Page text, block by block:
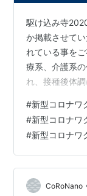
駆け込み寺
か掲載させて
れている事を
療系、介護系
れ、接種後体
さんの悲痛な
(@sousyou13)
仕事に就けな
い・・・一体
が、そのよう
くべきではな
#新型コロナワ
#新型コロナワ
#新型コロナワ
CoRoNano